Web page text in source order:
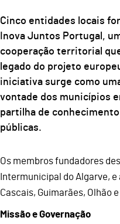
Cinco entidades locais
Inova Juntos Portugal,
cooperação territorial
legado do projeto
iniciativa surge como
vontade dos municípios
partilha de
públicas.
Os membros fundadores
Intermunicipal do Algarve,
Cascais, Guimarães, Olhão e
Missão e Governação